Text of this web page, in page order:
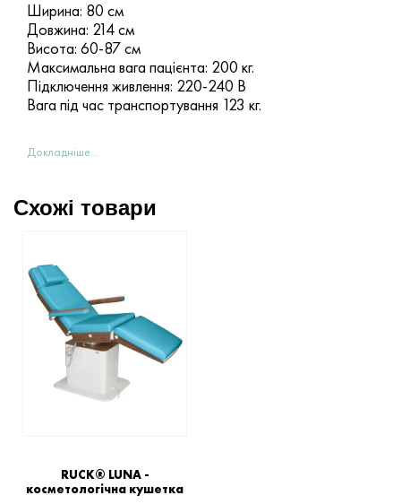
Ширина: 80 см
Довжина: 214 см
Висота: 60-87 см
Максимальна вага пацієнта: 200 кг.
Підключення живлення: 220-240 В
Вага під час транспортування 123 кг.
Докладніше...
Схожі товари
RUCK® LUNA -
косметологічна кушетка